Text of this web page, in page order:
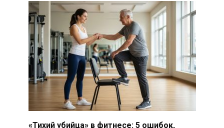
«Тихий убийца» в фитнесе: 5 ошибок,